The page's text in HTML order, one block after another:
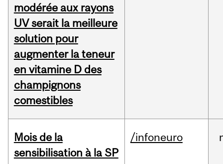
modérée aux rayons
UV serait la meilleure
solution pour
augmenter la teneur
en vitamine D des
champignons
comestibles
Mois de la
sensibilisation à la SP
/infoneuro